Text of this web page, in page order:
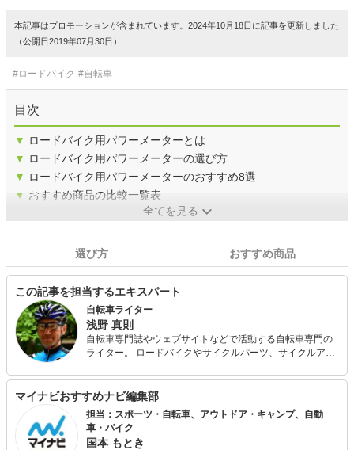
本記事はプロモーションが含まれています。2024年10月18日に記事を更新しました
（公開日2019年07月30日）
#ロードバイク #自転車
目次
▼ ロードバイク用パワーメーターとは
▼ ロードバイク用パワーメーターの選び方
▼ ロードバイク用パワーメーターのおすすめ8選
▼ おすすめ商品の比較一覧表
全てを見る
選び方 おすすめ商品
この記事を担当するエキスパート
自転車ライター
浅野 真則
自転車専門誌やウェブサイトなどで活動する自転車専門の
ライター。 ロードバイクやサイクルパーツ、サイクルアパ
記事、トレーニング系の記事、ロングライドの実走レポー
トなどを得意とする。 執筆活動の傍ら、Jエリートツアー
の選手としてロードレースやタイムトライアル、ヒルクラ
イムなど幅広いレースに参戦。 自転車版の耐久レース・エ
ンデューロも好きでよく出場している。
マイナビおすすめナビ編集部
担当：スポーツ・自転車、アウトドア・キャンプ、自動
車・バイク
国本 もとき